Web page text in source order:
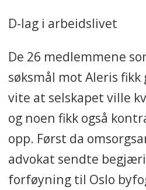
D-lag i arbeidslivet
De 26 medlemmene
søksmål mot Aleris fikk
vite at selskapet ville
og noen fikk også
opp. Først da
advokat sendte
forføyning til Oslo